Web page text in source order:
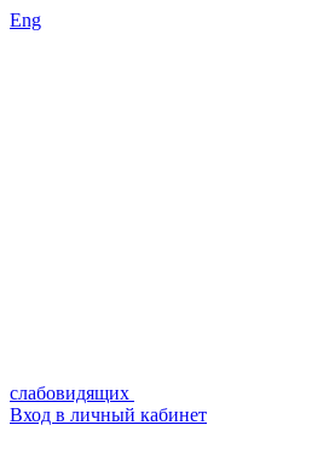
Eng
слабовидящих
Вход в личный кабинет